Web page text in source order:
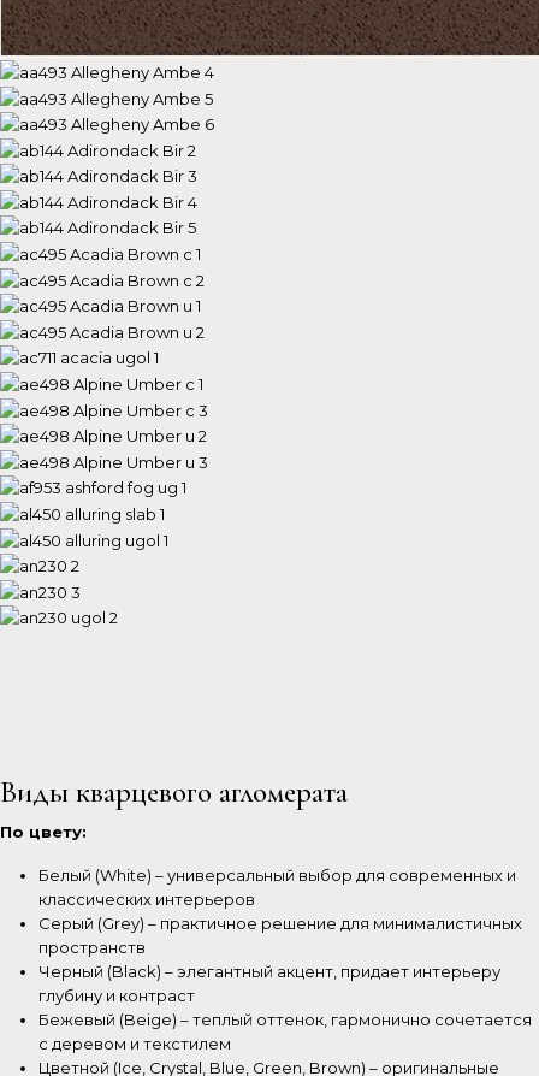
Виды кварцевого агломерата
По цвету:
Белый (White) – универсальный выбор для современных и
классических интерьеров
Серый (Grey) – практичное решение для минималистичных
пространств
Черный (Black) – элегантный акцент, придает интерьеру
глубину и контраст
Бежевый (Beige) – теплый оттенок, гармонично сочетается
с деревом и текстилем
Цветной (Ice, Crystal, Blue, Green, Brown) – оригинальные